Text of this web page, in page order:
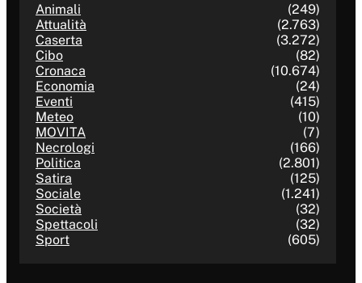
Animali
(249)
Attualità
(2.763)
Caserta
(3.272)
Cibo
(82)
Cronaca
(10.674)
Economia
(24)
Eventi
(415)
Meteo
(10)
MOVITA
(7)
Necrologi
(166)
Politica
(2.801)
Satira
(125)
Sociale
(1.241)
Società
(32)
Spettacoli
(32)
Sport
(605)